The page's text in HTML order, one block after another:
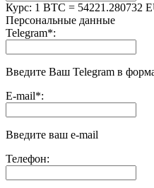
Курс: 1 BTC = 54221.280732
Персональные данные
Telegram*:
Введите Ваш Telegram в
E-mail*:
Введите ваш e-mail
Телефон: